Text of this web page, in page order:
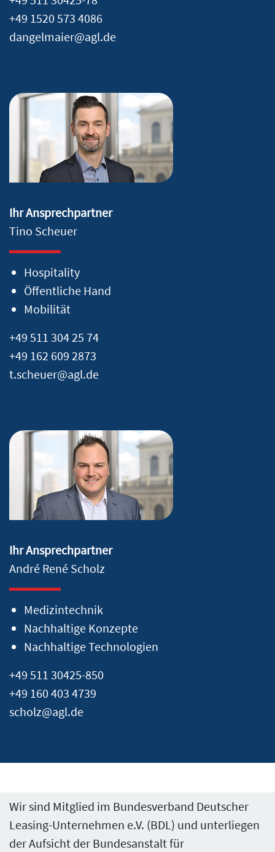
+49 1520 573 4086
dangelmaier@agl.de
Ihr Ansprechpartner
Tino Scheuer
Hospitality
Öffentliche Hand
Mobilität
+49 511 304 25 74
+49 162 609 2873
t.scheuer@agl.de
Ihr Ansprechpartner
André René Scholz
Medizintechnik
Nachhaltige Konzepte
Nachhaltige Technologien
+49 511 30425-850
+49 160 403 4739
scholz@agl.de
Wir sind Mitglied im Bundesverband Deutscher
Leasing-Unternehmen e.V. (BDL) und unterliegen
der Aufsicht der Bundesanstalt für